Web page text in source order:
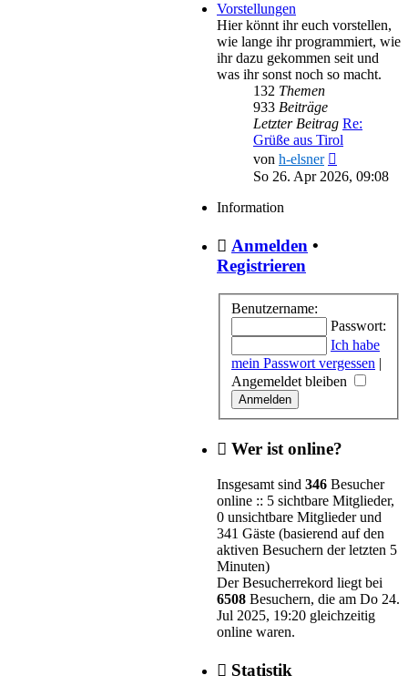
Vorstellungen
Hier könnt ihr euch vorstellen,
wie lange ihr programmiert, wie
ihr dazu gekommen seit und
was ihr sonst noch so macht.
132 Themen
933 Beiträge
Letzter Beitrag Re:
Grüße aus Tirol
von h-elsner
Beitrag
So 26. Apr 2026, 09:08
Information
Anmelden •
Registrieren
Benutzername:
Passwort:
Ich habe
mein Passwort vergessen |
Angemeldet bleiben
Wer ist online?
Insgesamt sind 346 Besucher
online :: 5 sichtbare Mitglieder,
0 unsichtbare Mitglieder und
341 Gäste (basierend auf den
aktiven Besuchern der letzten 5
Minuten)
Der Besucherrekord liegt bei
6508 Besuchern, die am Do 24.
Jul 2025, 19:20 gleichzeitig
online waren.
Statistik